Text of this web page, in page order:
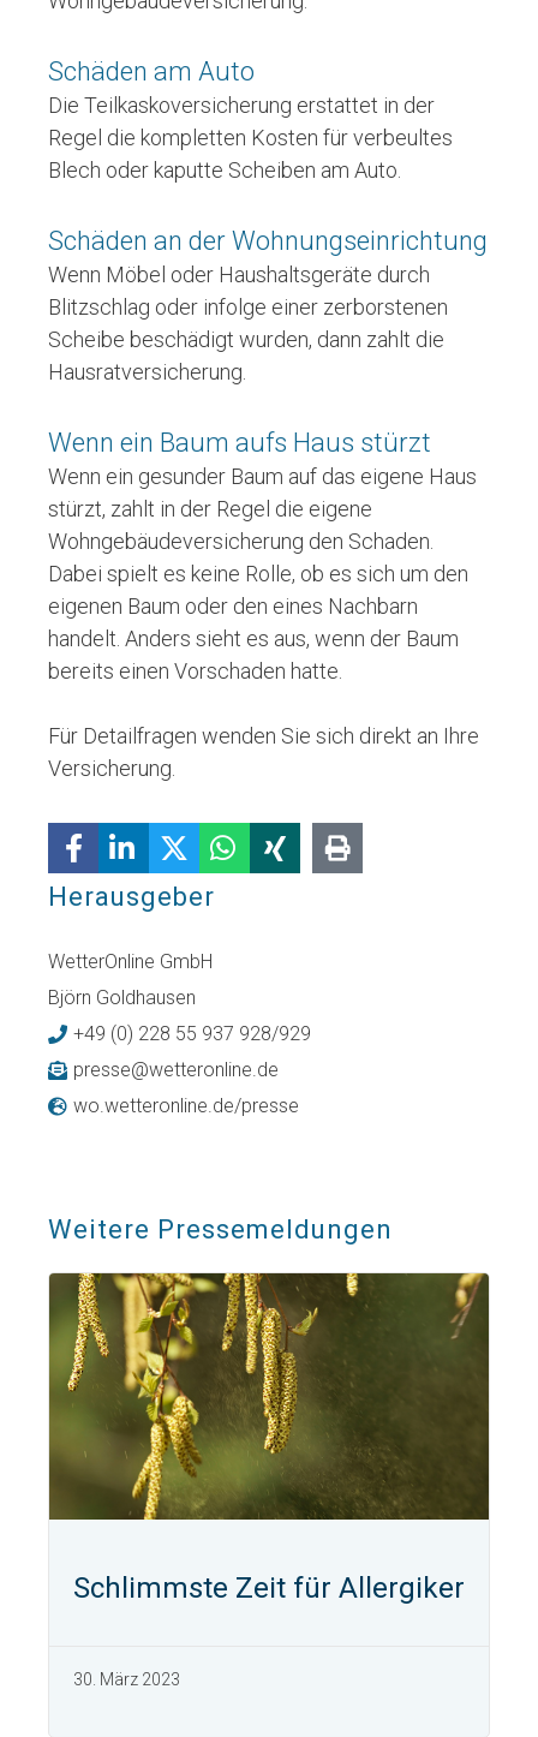
Schäden am Auto
Die Teilkaskoversicherung erstattet in der
Regel die kompletten Kosten für verbeultes
Blech oder kaputte Scheiben am Auto.
Schäden an der Wohnungseinrichtung
Wenn Möbel oder Haushaltsgeräte durch
Blitzschlag oder infolge einer zerborstenen
Scheibe beschädigt wurden, dann zahlt die
Hausratversicherung.
Wenn ein Baum aufs Haus stürzt
Wenn ein gesunder Baum auf das eigene Haus
stürzt, zahlt in der Regel die eigene
Wohngebäudeversicherung den Schaden.
Dabei spielt es keine Rolle, ob es sich um den
eigenen Baum oder den eines Nachbarn
handelt. Anders sieht es aus, wenn der Baum
bereits einen Vorschaden hatte.
Für Detailfragen wenden Sie sich direkt an Ihre
Versicherung.
Herausgeber
WetterOnline GmbH
Björn Goldhausen
+49 (0) 228 55 937 928/929
presse@wetteronline.de
wo.wetteronline.de/presse
Weitere Pressemeldungen
Schlimmste Zeit für Allergiker
30. März 2023